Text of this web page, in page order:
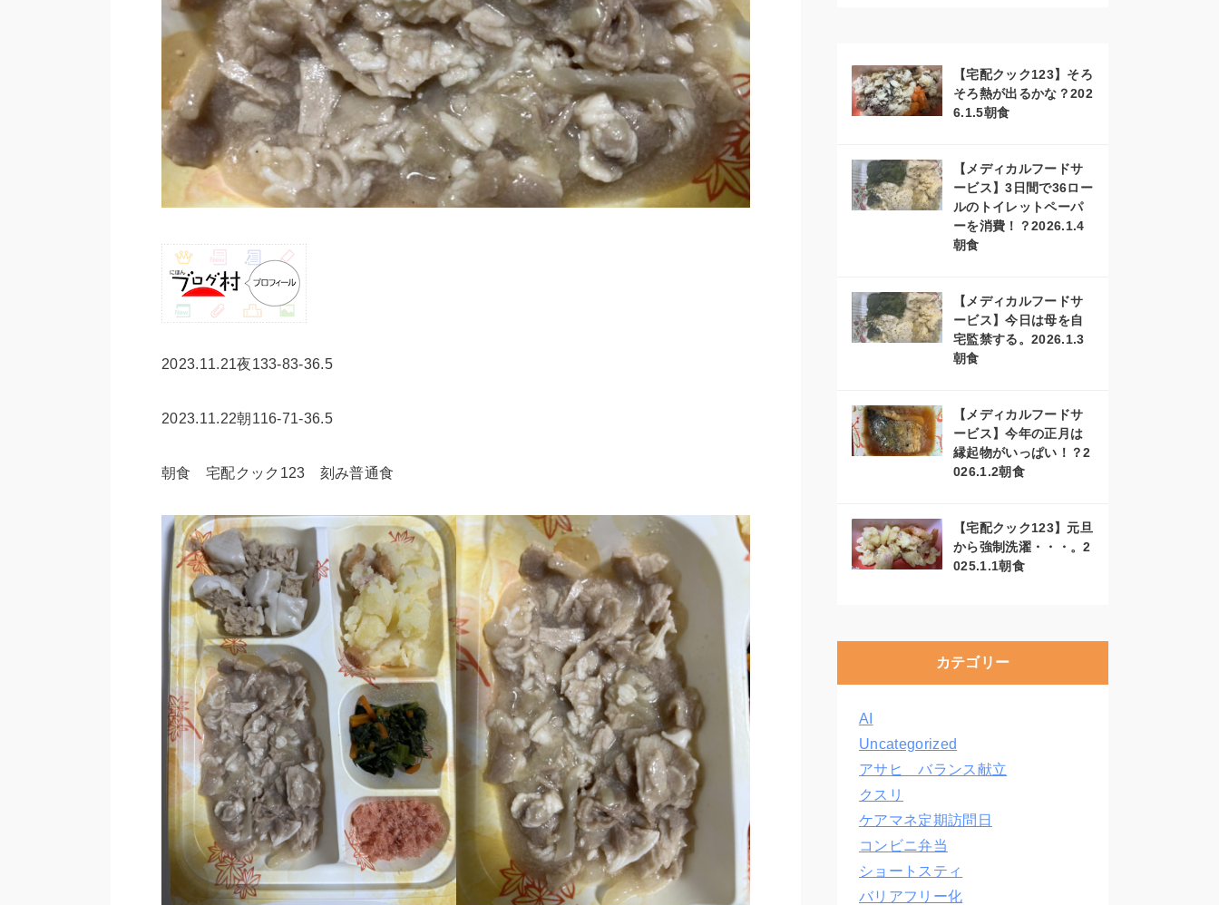
2023.11.21夜133-83-36.5
2023.11.22朝116-71-36.5
朝食 宅配クック123 刻み普通食
【宅配クック123】そろ
そろ熱が出るかな？202
6.1.5朝食
【メディカルフードサ
ービス】3日間で36ロー
ルのトイレットペーパ
ーを消費！？2026.1.4
朝食
【メディカルフードサ
ービス】今日は母を自
宅監禁する。2026.1.3
朝食
【メディカルフードサ
ービス】今年の正月は
縁起物がいっぱい！？2
026.1.2朝食
【宅配クック123】元旦
から強制洗濯・・・。2
025.1.1朝食
カテゴリー
AI
Uncategorized
アサヒ バランス献立
クスリ
ケアマネ定期訪問日
コンビニ弁当
ショートスティ
バリアフリー化